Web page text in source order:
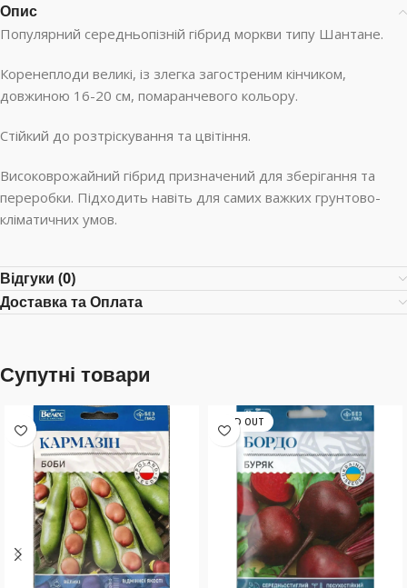
Опис
Популярний середньопізній гібрид моркви типу Шантане.
Коренеплоди великі, із злегка загостреним кінчиком,
довжиною 16-20 см, помаранчевого кольору.
Стійкий до розтріскування та цвітіння.
Високоврожайний гібрид призначений для зберігання та
переробки. Підходить навіть для самих важких грунтово-
кліматичних умов.
Відгуки (0)
Доставка та Оплата
Супутні товари
SOLD OUT